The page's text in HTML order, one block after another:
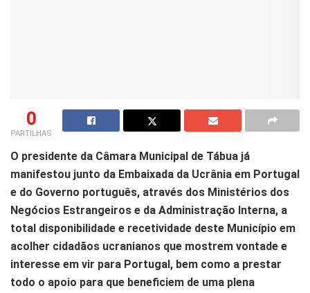
0
PARTILHAS
O presidente da Câmara Municipal de Tábua já
manifestou junto da Embaixada da Ucrânia em Portugal
e do Governo português, através dos Ministérios dos
Negócios Estrangeiros e da Administração Interna, a
total disponibilidade e recetividade deste Município em
acolher cidadãos ucranianos que mostrem vontade e
interesse em vir para Portugal, bem como a prestar
todo o apoio para que beneficiem de uma plena